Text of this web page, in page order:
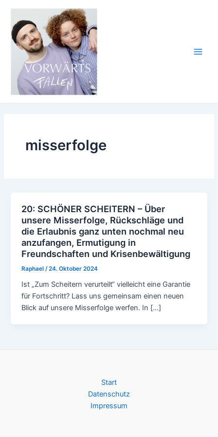
springen
misserfolge
20: SCHÖNER SCHEITERN – Über
unsere Misserfolge, Rückschläge und
die Erlaubnis ganz unten nochmal neu
anzufangen, Ermutigung in
Freundschaften und Krisenbewältigung
Raphael /24. Oktober 2024
Ist „Zum Scheitern verurteilt“ vielleicht eine Garantie
für Fortschritt? Lass uns gemeinsam einen neuen
Blick auf unsere Misserfolge werfen. In […]
Start
Datenschutz
Impressum